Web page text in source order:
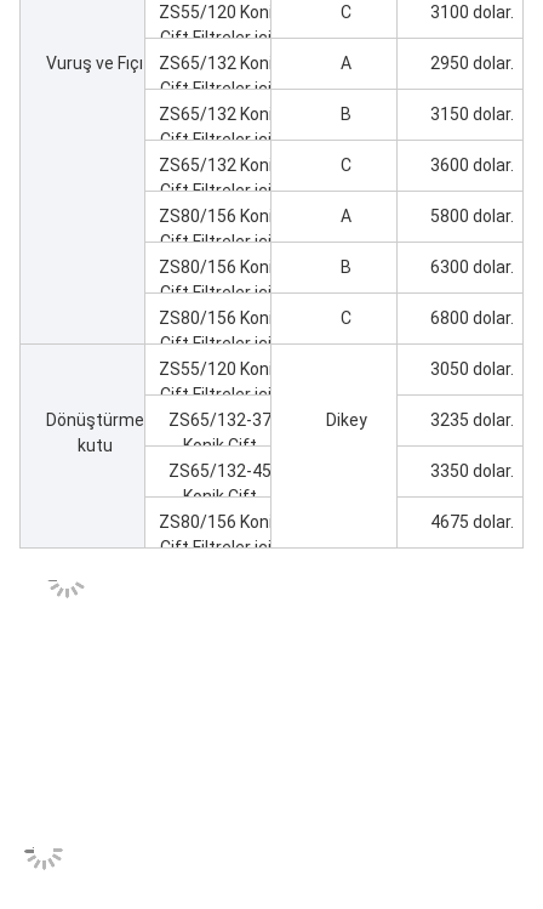
Vuruş ve Fıçı
ZS55/120 Konik
Çift Filtreler için
C 3100 dolar.
ZS65/132 Konik
Çift Filtreler için
A 2950 dolar.
ZS65/132 Konik
Çift Filtreler için
B 3150 dolar.
ZS65/132 Konik
Çift Filtreler için
C 3600 dolar.
ZS80/156 Konik
Çift Filtreler için
A 5800 dolar.
ZS80/156 Konik
Çift Filtreler için
B 6300 dolar.
ZS80/156 Konik
Çift Filtreler için
C 6800 dolar.
Dönüştürme
kutu
ZS55/120 Konik
Çift Filtreler için
Dikey
3050 dolar.
ZS65/132-37
Konik Çift
Filtreler için
3235 dolar.
ZS65/132-45
Konik Çift
Filtreler için
3350 dolar.
ZS80/156 Konik
Çift Filtreler için
4675 dolar.